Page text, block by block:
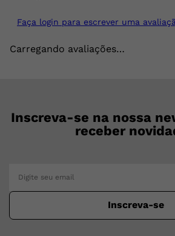
Faça login para escrever uma
Carregando avaliações…
Inscreva-se na nossa
receber
Inscreva-se